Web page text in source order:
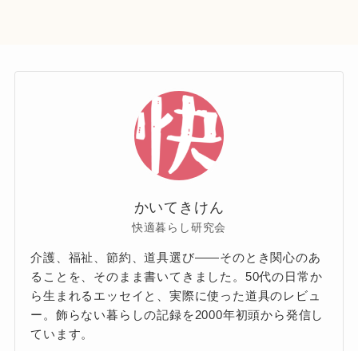
かいてきけん
快適暮らし研究会
介護、福祉、節約、道具選び——そのとき関心のあ
ることを、そのまま書いてきました。50代の日常か
ら生まれるエッセイと、実際に使った道具のレビュ
ー。飾らない暮らしの記録を2000年初頭から発信し
ています。